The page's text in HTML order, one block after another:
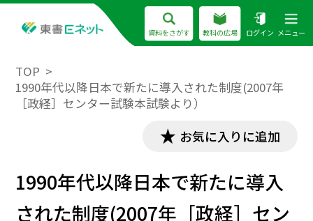
資料をさがす 教科の広場 ログイン メニュー
TOP
1990年代以降日本で新たに導入された制度(2007年
［政経］センター試験本試験より）
お気に入りに追加
1990年代以降日本で新たに導入
された制度(2007年［政経］セン